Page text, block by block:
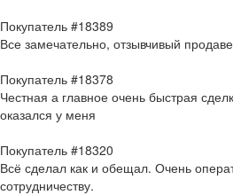
Покупатель #18389
Все замечательно, отзывчивый
Покупатель #18378
Честная а главное очень быстрая
оказался у меня
Покупатель #18320
Всё сделал как и обещал. Очень
сотрудничеству.